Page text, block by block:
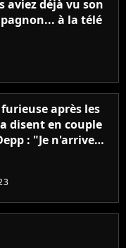
aviez déjà vu son
à la télé
après les
disent en couple
: "Je n'arrive